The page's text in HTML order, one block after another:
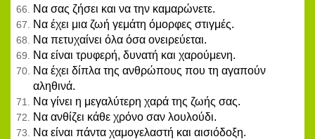
Να σας ζήσει και να την καμαρώνετε.
Να έχει μια ζωή γεμάτη όμορφες στιγμές.
Να πετυχαίνει όλα όσα ονειρεύεται.
Να είναι τρυφερή, δυνατή και χαρούμενη.
Να έχει δίπλα της ανθρώπους που τη αγαπούν
αληθινά.
Να γίνει η μεγαλύτερη χαρά της ζωής σας.
Να ανθίζει κάθε χρόνο σαν λουλούδι.
Να είναι πάντα χαμογελαστή και αισιόδοξη.